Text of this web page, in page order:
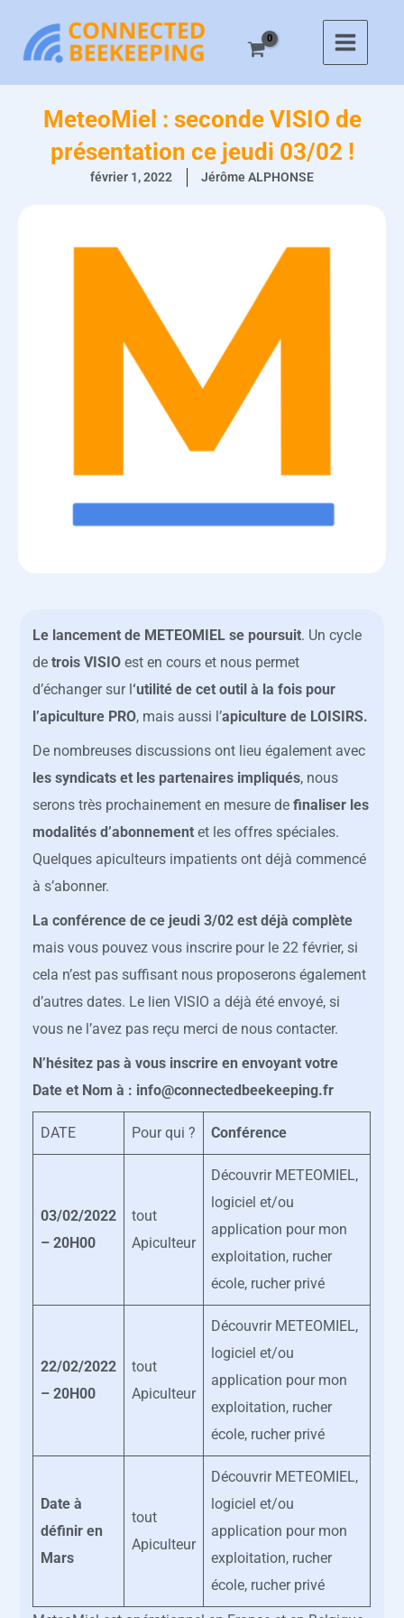
contenu
MeteoMiel : seconde VISIO de
présentation ce jeudi 03/02 !
février 1, 2022 Jérôme ALPHONSE
Le lancement de METEOMIEL se poursuit. Un cycle
de trois VISIO est en cours et nous permet
d’échanger sur l‘utilité de cet outil à la fois pour
l’apiculture PRO, mais aussi l’apiculture de LOISIRS.
De nombreuses discussions ont lieu également avec
les syndicats et les partenaires impliqués, nous
serons très prochainement en mesure definaliser les
modalités d’abonnementet les offres spéciales.
Quelques apiculteurs impatients ont déjà commencé
à s’abonner.
La conférence de ce jeudi 3/02 est déjà complète
mais vous pouvez vous inscrire pour le 22 février, si
cela n’est pas suffisant nous proposerons également
d’autres dates. Le lien VISIO a déjà été envoyé, si
vous ne l’avez pas reçu merci de nous contacter.
N’hésitez pas à vous inscrire en envoyant votre
Date et Nom à : info@connectedbeekeeping.fr
DATE Pour qui ? Conférence
03/02/2022
– 20H00
tout
Apiculteur
Découvrir METEOMIEL,
logiciel et/ou
application pour mon
exploitation, rucher
école, rucher privé
22/02/2022
– 20H00
tout
Apiculteur
Découvrir METEOMIEL,
logiciel et/ou
application pour mon
exploitation, rucher
école, rucher privé
Date à
définir en
Mars
tout
Apiculteur
Découvrir METEOMIEL,
logiciel et/ou
application pour mon
exploitation, rucher
école, rucher privé